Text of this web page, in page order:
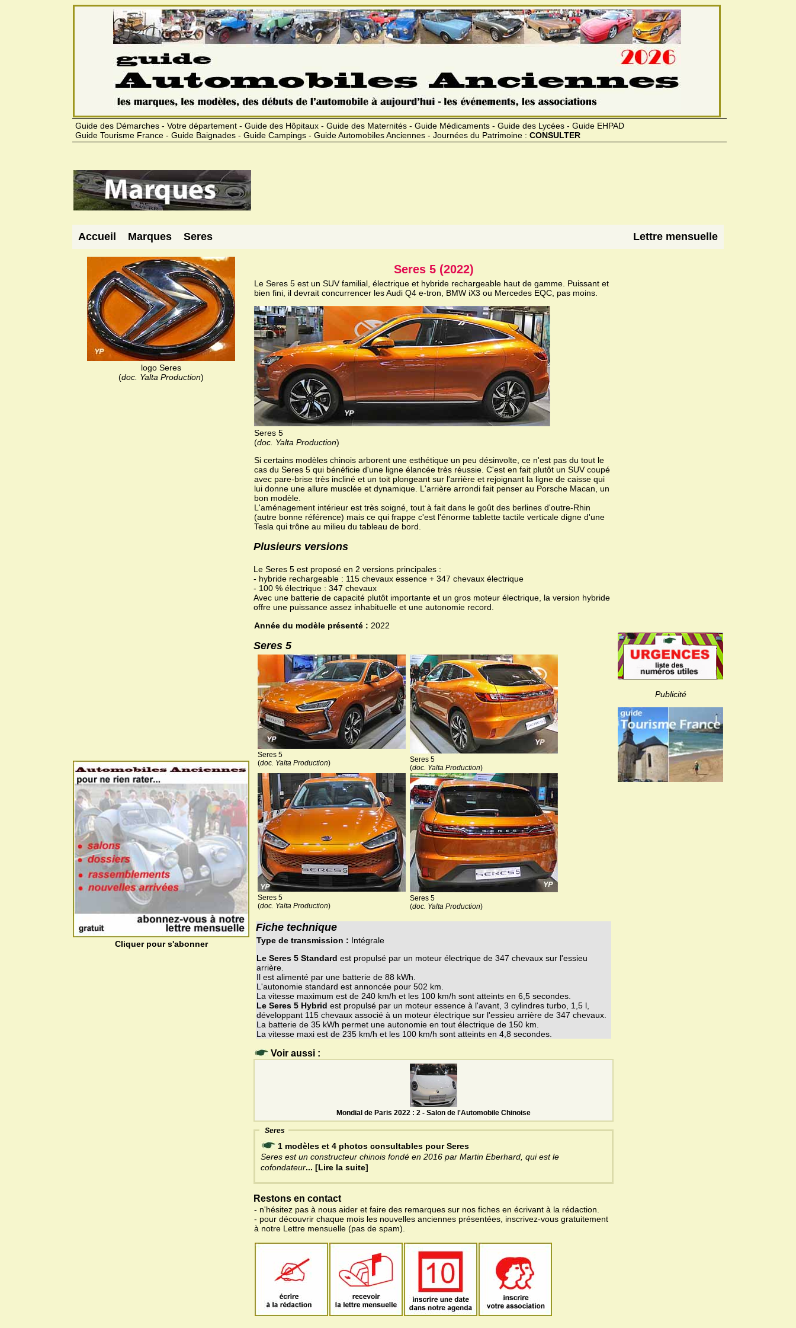
Guide des Démarches - Votre département - Guide des Hôpitaux - Guide des Maternités - Guide Médicaments - Guide des Lycées - Guide EHPAD
Guide Tourisme France - Guide Baignades - Guide Campings - Guide Automobiles Anciennes - Journées du Patrimoine : CONSULTER
Accueil Marques Seres Lettre mensuelle
logo Seres
(doc. Yalta Production)
Cliquer pour s'abonner
Publicité
Seres 5 (2022)
Le Seres 5 est un SUV familial, électrique et hybride rechargeable haut de gamme. Puissant et
bien fini, il devrait concurrencer les Audi Q4 e-tron, BMW iX3 ou Mercedes EQC, pas moins.
Seres 5
(doc. Yalta Production)
Si certains modèles chinois arborent une esthétique un peu désinvolte, ce n'est pas du tout le
cas du Seres 5 qui bénéficie d'une ligne élancée très réussie. C'est en fait plutôt un SUV coupé
avec pare-brise très incliné et un toit plongeant sur l'arrière et rejoignant la ligne de caisse qui
lui donne une allure musclée et dynamique. L'arrière arrondi fait penser au Porsche Macan, un
bon modèle.
L'aménagement intérieur est très soigné, tout à fait dans le goût des berlines d'outre-Rhin
(autre bonne référence) mais ce qui frappe c'est l'énorme tablette tactile verticale digne d'une
Tesla qui trône au milieu du tableau de bord.
Plusieurs versions
Le Seres 5 est proposé en 2 versions principales :
- hybride rechargeable : 115 chevaux essence + 347 chevaux électrique
- 100 % électrique : 347 chevaux
Avec une batterie de capacité plutôt importante et un gros moteur électrique, la version hybride
offre une puissance assez inhabituelle et une autonomie record.
Année du modèle présenté : 2022
Seres 5
Seres 5
(doc. Yalta Production)
Seres 5
(doc. Yalta Production)
Seres 5
(doc. Yalta Production)
Seres 5
(doc. Yalta Production)
Fiche technique
Type de transmission : Intégrale
Le Seres 5 Standard est propulsé par un moteur électrique de 347 chevaux sur l'essieu
arrière.
Il est alimenté par une batterie de 88 kWh.
L'autonomie standard est annoncée pour 502 km.
La vitesse maximum est de 240 km/h et les 100 km/h sont atteints en 6,5 secondes.
Le Seres 5 Hybrid est propulsé par un moteur essence à l'avant, 3 cylindres turbo, 1,5 l,
développant 115 chevaux associé à un moteur électrique sur l'essieu arrière de 347 chevaux.
La batterie de 35 kWh permet une autonomie en tout électrique de 150 km.
La vitesse maxi est de 235 km/h et les 100 km/h sont atteints en 4,8 secondes.
Voir aussi :
Mondial de Paris 2022 : 2 - Salon de l'Automobile Chinoise
Seres
1 modèles et 4 photos consultables pour Seres
Seres est un constructeur chinois fondé en 2016 par Martin Eberhard, qui est le
cofondateur... [Lire la suite]
Restons en contact
- n'hésitez pas à nous aider et faire des remarques sur nos fiches en écrivant à la rédaction.
- pour découvrir chaque mois les nouvelles anciennes présentées, inscrivez-vous gratuitement
à notre Lettre mensuelle (pas de spam).